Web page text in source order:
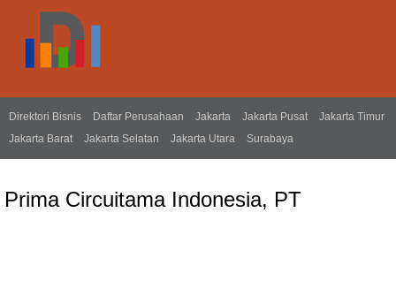
Direktori Bisnis Daftar Perusahaan Jakarta Jakarta Pusat
Jakarta Timur
Jakarta Barat
Jakarta Selatan Jakarta Utara Surabaya
Prima Circuitama Indonesia, PT